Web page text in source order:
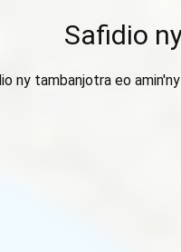
Safidio
ny tambanjotra eo